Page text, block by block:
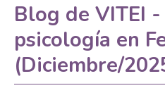
Blog de VITEI
psicología en
(Diciembre/